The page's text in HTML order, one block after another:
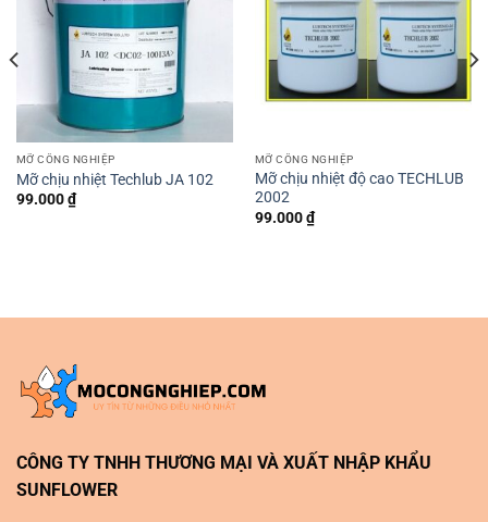
MỠ CÔNG NGHIỆP
Mỡ chịu nhiệt Techlub JA 102
99.000₫
MỠ CÔNG NGHIỆP
Mỡ chịu nhiệt độ cao TECHLUB
2002
99.000₫
CÔNG TY TNHH THƯƠNG MẠI VÀ XUẤT NHẬP KHẨU
SUNFLOWER